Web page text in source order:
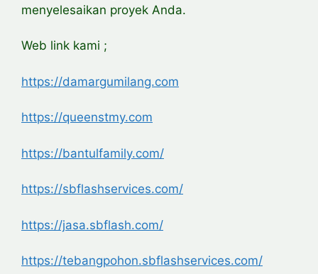
menyelesaikan proyek Anda.
Web link kami ;
https://damargumilang.com
https://queenstmy.com
https://bantulfamily.com/
https://sbflashservices.com/
https://jasa.sbflash.com/
https://tebangpohon.sbflashservices.com/